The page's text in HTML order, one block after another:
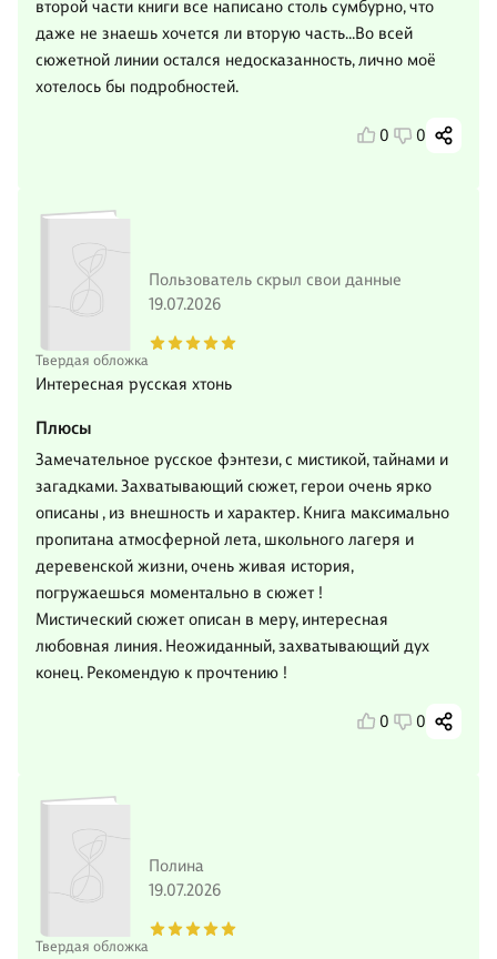
второй части книги все написано столь сумбурно, что
даже не знаешь хочется ли вторую часть…Во всей
сюжетной линии остался недосказанность, лично моё
хотелось бы подробностей.
0 0
Твердая обложка
Пользователь скрыл свои данные
19.07.2026
Интересная русская хтонь
Плюсы
Замечательное русское фэнтези, с мистикой, тайнами и
загадками. Захватывающий сюжет, герои очень ярко
описаны , из внешность и характер. Книга максимально
пропитана атмосферной лета, школьного лагеря и
деревенской жизни, очень живая история,
погружаешься моментально в сюжет !
Мистический сюжет описан в меру, интересная
любовная линия. Неожиданный, захватывающий дух
конец. Рекомендую к прочтению !
0 0
Твердая обложка
Полина
19.07.2026